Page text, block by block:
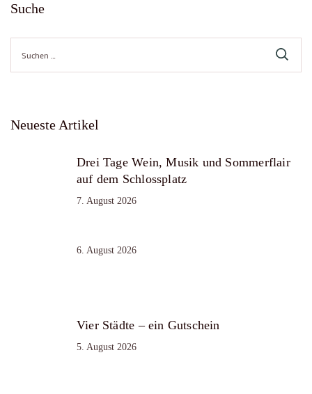
Suche
nach:
Neueste Artikel
Drei Tage Wein, Musik und Sommerflair
auf dem Schlossplatz
7. August 2026
6. August 2026
Vier Städte – ein Gutschein
5. August 2026